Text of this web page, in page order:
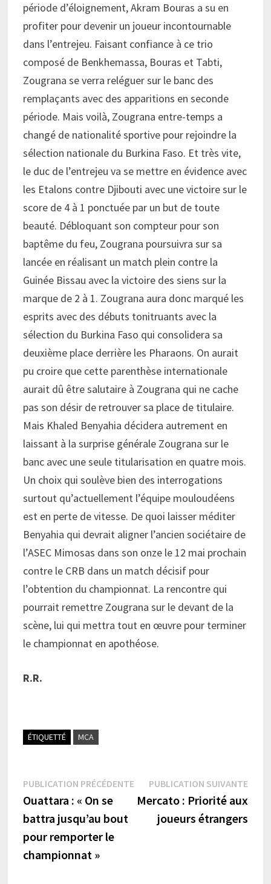
période d’éloignement, Akram Bouras a su en
profiter pour devenir un joueur incontournable
dans l’entrejeu. Faisant confiance à ce trio
composé de Benkhemassa, Bouras et Tabti,
Zougrana se verra reléguer sur le banc des
remplaçants avec des apparitions en seconde
période. Mais voilà, Zougrana entre-temps a
changé de nationalité sportive pour rejoindre la
sélection nationale du Burkina Faso. Et très vite,
le duc de l’entrejeu va se mettre en évidence avec
les Etalons contre Djibouti avec une victoire sur le
score de 4 à 1 ponctuée par un but de toute
beauté. Débloquant son compteur pour son
baptême du feu, Zougrana poursuivra sur sa
lancée en réalisant un match plein contre la
Guinée Bissau avec la victoire des siens sur la
marque de 2 à 1. Zougrana aura donc marqué les
esprits avec des débuts tonitruants avec la
sélection du Burkina Faso qui consolidera sa
deuxième place derrière les Pharaons. On aurait
pu croire que cette parenthèse internationale
aurait dû être salutaire à Zougrana qui ne cache
pas son désir de retrouver sa place de titulaire.
Mais Khaled Benyahia décidera autrement en
laissant à la surprise générale Zougrana sur le
banc avec une seule titularisation en quatre mois.
Un choix qui soulève bien des interrogations
surtout qu’actuellement l’équipe mouloudéens
est en perte de vitesse. De quoi laisser méditer
Benyahia qui devrait aligner l’ancien sociétaire de
l’ASEC Mimosas dans son onze le 12 mai prochain
contre le CRB dans un match décisif pour
l’obtention du championnat. La rencontre qui
pourrait remettre Zougrana sur le devant de la
scène, lui qui mettra tout en œuvre pour terminer
le championnat en apothéose.
R.R.
ÉTIQUETTÉ MCA
Navigation
de
l’article
PUBLICATION PRÉCÉDENTEPublication
précédente :
Ouattara : « On se
battra jusqu’au bout
pour remporter le
championnat »
PUBLICATION SUIVANTE
Mercato : Priorité aux
joueurs étrangers